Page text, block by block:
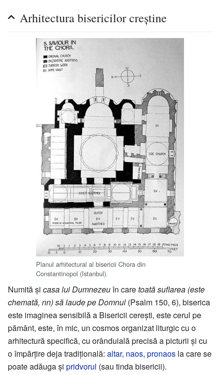
Arhitectura bisericilor creștine
Planul arhitectural al bisericii Chora din
Constantinopol (Istanbul).
Numită și casa lui Dumnezeuîn caretoată suflarea (este
chemată, nn) să laude pe Domnul (Psalm 150, 6), biserica
este imaginea sensibilă a Bisericii cerești, este cerul pe
pământ, este, în mic, un cosmos organizat liturgic cu o
arhitectură specifică, cu orânduială precisă a picturii și cu
o împărțire deja tradițională: altar, naos, pronaos la care se
poate adăuga și pridvorul (sau tinda bisericii).